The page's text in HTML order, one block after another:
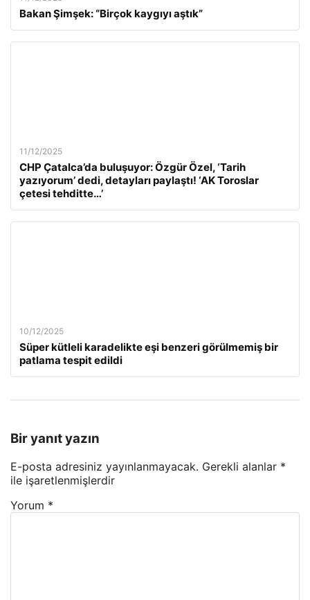
Bakan Şimşek: “Birçok kaygıyı aştık”
11/12/2025
CHP Çatalca’da buluşuyor: Özgür Özel, ‘Tarih
yazıyorum’ dedi, detayları paylaştı! ‘AK Toroslar
çetesi tehditte…’
10/12/2025
Süper kütleli karadelikte eşi benzeri görülmemiş bir
patlama tespit edildi
Bir yanıt yazın
E-posta adresiniz yayınlanmayacak. Gerekli alanlar *
ile işaretlenmişlerdir
Yorum *